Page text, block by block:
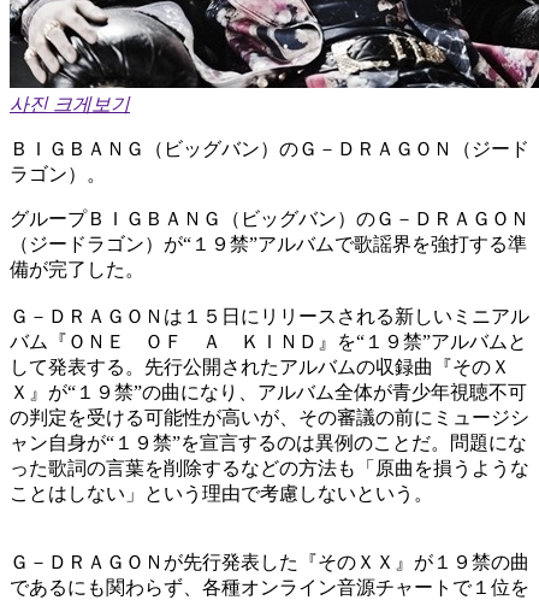
사진 크게보기
ＢＩＧＢＡＮＧ（ビッグバン）のＧ－ＤＲＡＧＯＮ（ジード
ラゴン）。
グループＢＩＧＢＡＮＧ（ビッグバン）のＧ－ＤＲＡＧＯＮ
（ジードラゴン）が“１９禁”アルバムで歌謡界を強打する準
備が完了した。
Ｇ－ＤＲＡＧＯＮは１５日にリリースされる新しいミニアル
バム『ＯＮＥ ＯＦ Ａ ＫＩＮＤ』を“１９禁”アルバムと
して発表する。先行公開されたアルバムの収録曲『そのＸ
Ｘ』が“１９禁”の曲になり、アルバム全体が青少年視聴不可
の判定を受ける可能性が高いが、その審議の前にミュージシ
ャン自身が“１９禁”を宣言するのは異例のことだ。問題にな
った歌詞の言葉を削除するなどの方法も「原曲を損うような
ことはしない」という理由で考慮しないという。
Ｇ－ＤＲＡＧＯＮが先行発表した『そのＸＸ』が１９禁の曲
であるにも関わらず、各種オンライン音源チャートで１位を